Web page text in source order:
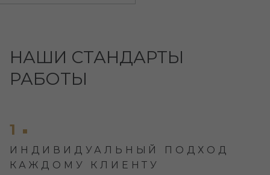
НАШИ СТАНДАРТЫ
РАБОТЫ
1
ИНДИВИДУАЛЬНЫЙ ПОДХОД
КАЖДОМУ КЛИЕНТУ